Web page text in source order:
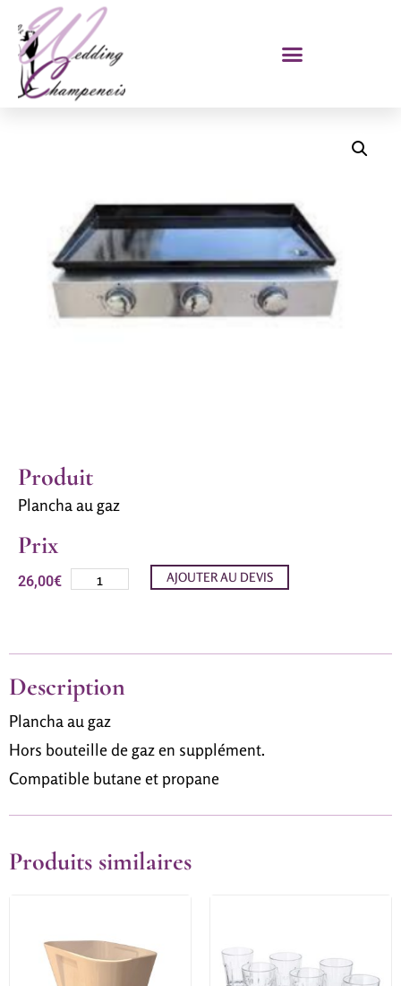
Produit
Plancha au gaz
Prix
26,00€ AJOUTER AU DEVIS
Description
Plancha au gaz
Hors bouteille de gaz en supplément.
Compatible butane et propane
Produits similaires